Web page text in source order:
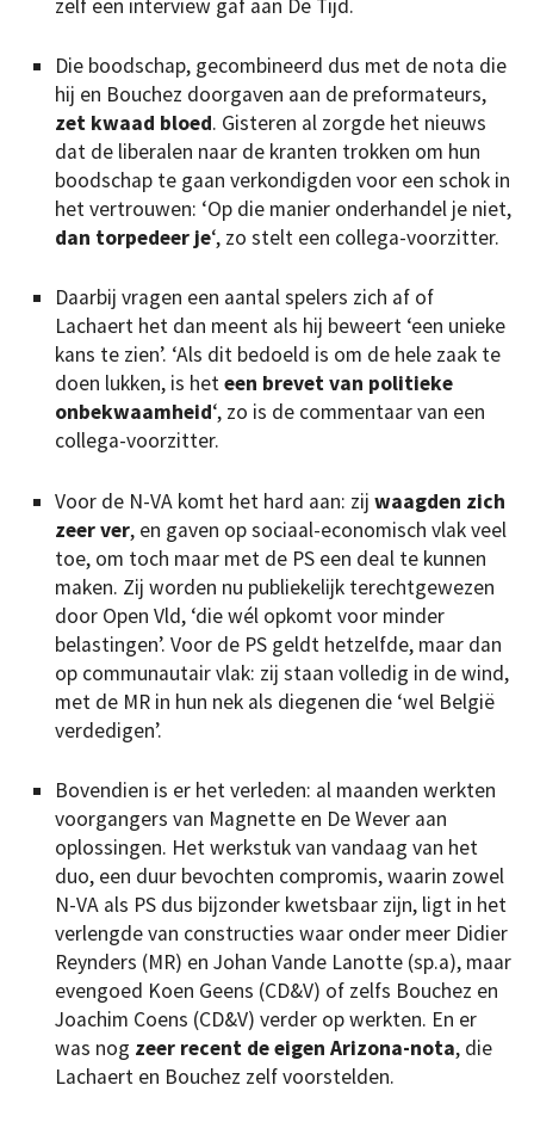
zelf een interview gaf aan De Tijd.
Die boodschap, gecombineerd dus met de nota die
hij en Bouchez doorgaven aan de preformateurs,
zet kwaad bloed. Gisteren al zorgde het nieuws
dat de liberalen naar de kranten trokken om hun
boodschap te gaan verkondigden voor een schok in
het vertrouwen: ‘Op die manier onderhandel je niet,
dan torpedeer je‘, zo stelt een collega-voorzitter.
Daarbij vragen een aantal spelers zich af of
Lachaert het dan meent als hij beweert ‘een unieke
kans te zien’. ‘Als dit bedoeld is om de hele zaak te
doen lukken, is heteen brevet van politieke
onbekwaamheid‘, zo is de commentaar van een
collega-voorzitter.
Voor de N-VA komt het hard aan: zij waagden zich
zeer ver, en gaven op sociaal-economisch vlak veel
toe, om toch maar met de PS een deal te kunnen
maken. Zij worden nu publiekelijk terechtgewezen
door Open Vld, ‘die wél opkomt voor minder
belastingen’. Voor de PS geldt hetzelfde, maar dan
op communautair vlak: zij staan volledig in de wind,
met de MR in hun nek als diegenen die ‘wel België
verdedigen’.
Bovendien is er het verleden: al maanden werkten
voorgangers van Magnette en De Wever aan
oplossingen. Het werkstuk van vandaag van het
duo, een duur bevochten compromis, waarin zowel
N-VA als PS dus bijzonder kwetsbaar zijn, ligt in het
verlengde van constructies waar onder meer Didier
Reynders (MR) en Johan Vande Lanotte (sp.a), maar
evengoed Koen Geens (CD&V) of zelfs Bouchez en
Joachim Coens (CD&V) verder op werkten. En er
was nog zeer recent de eigen Arizona-nota, die
Lachaert en Bouchez zelf voorstelden.